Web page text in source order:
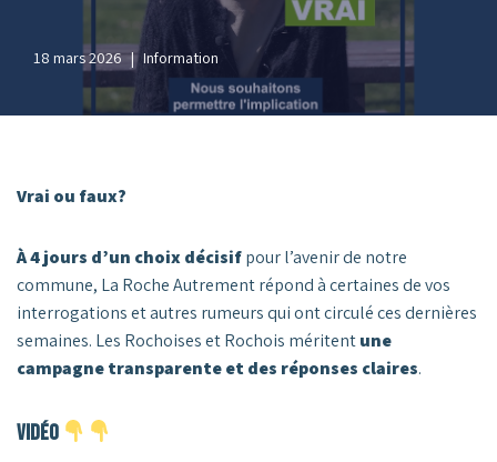
18 mars 2026 Information
Vrai ou faux?
À 4 jours d’un choix décisifpour l’avenir de notre
commune, La Roche Autrement répond à certaines de vos
interrogations et autres rumeurs qui ont circulé ces dernières
semaines. Les Rochoises et Rochois méritentune
campagne transparente et des réponses claires.
VIDÉO